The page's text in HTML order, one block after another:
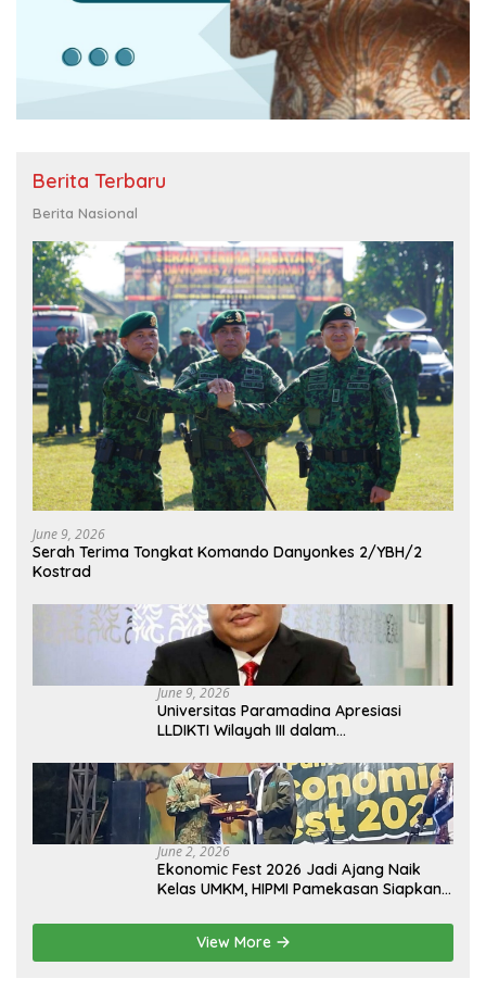
Berita Terbaru
Berita Nasional
June 9, 2026
Serah Terima Tongkat Komando Danyonkes 2/YBH/2
Kostrad
June 9, 2026
Universitas Paramadina Apresiasi
LLDIKTI Wilayah III dalam
Tinggi Swasta
June 2, 2026
Ekonomic Fest 2026 Jadi Ajang Naik
Kelas UMKM, HIPMI Pamekasan Siapkan
Pendampingan Usaha
View More